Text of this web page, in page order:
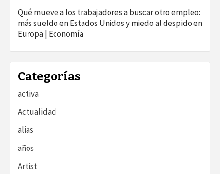
Qué mueve a los trabajadores a buscar otro empleo:
más sueldo en Estados Unidos y miedo al despido en
Europa | Economía
Categorías
activa
Actualidad
alias
años
Artist